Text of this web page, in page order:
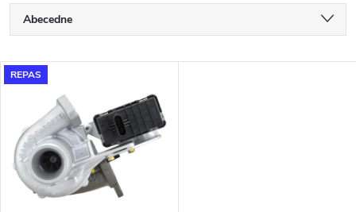
R
a
e
n
Abecedne
Najdrahšie
Najpredávanejšie
V
ý
p
REPAS